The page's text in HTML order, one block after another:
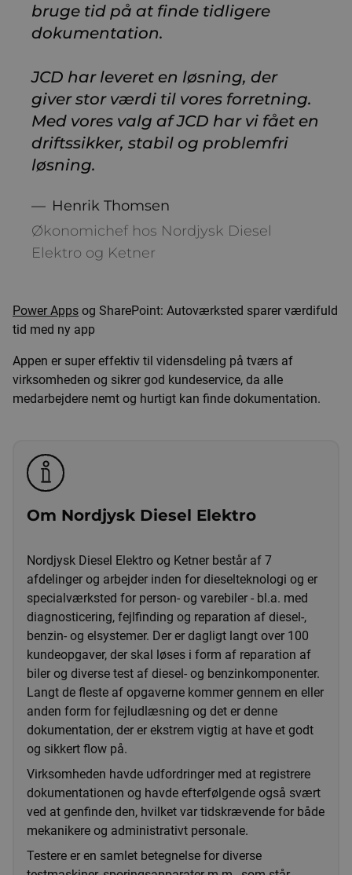
bruge tid på at finde tidligere
dokumentation.
JCD har leveret en løsning, der
giver stor værdi til vores forretning.
Med vores valg af JCD har vi fået en
driftssikker, stabil og problemfri
løsning.
Henrik Thomsen
Økonomichef hos Nordjysk Diesel
Elektro og Ketner
Power Apps og SharePoint: Autoværksted sparer værdifuld
tid med ny app
Appen er super effektiv til vidensdeling på tværs af
virksomheden og sikrer god kundeservice, da alle
medarbejdere nemt og hurtigt kan finde dokumentation.
Om Nordjysk Diesel Elektro
Nordjysk Diesel Elektro og Ketner består af 7
afdelinger og arbejder inden for dieselteknologi og er
specialværksted for person- og varebiler - bl.a. med
diagnosticering, fejlfinding og reparation af diesel-,
benzin- og elsystemer. Der er dagligt langt over 100
kundeopgaver, der skal løses i form af reparation af
biler og diverse test af diesel- og benzinkomponenter.
Langt de fleste af opgaverne kommer gennem en eller
anden form for fejludlæsning og det er denne
dokumentation, der er ekstrem vigtig at have et godt
og sikkert flow på.
Virksomheden havde udfordringer med at registrere
dokumentationen og havde efterfølgende også svært
ved at genfinde den, hvilket var tidskrævende for både
mekanikere og administrativt personale.
Testere er en samlet betegnelse for diverse